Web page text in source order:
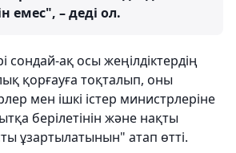
емес", – деді ол.
ақ осы жеңілдіктердің
қорғауға тоқталып, оны
мен ішкі істер министрлеріне
берілетінін және нақты
ұзартылатынын" атап өтті.